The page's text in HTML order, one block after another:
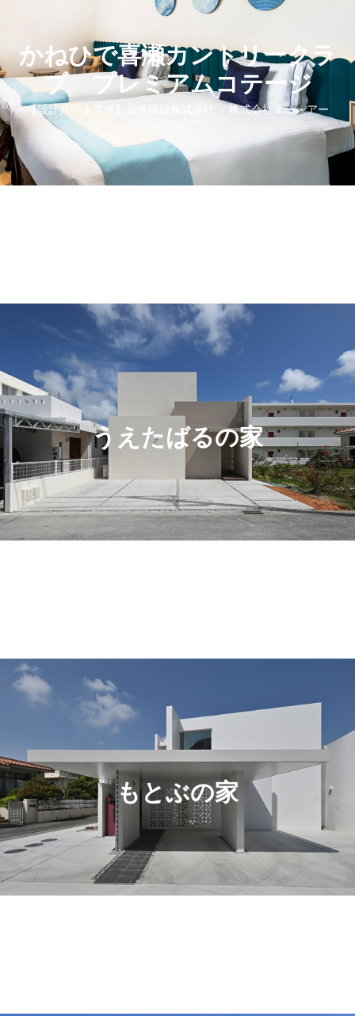
かねひで喜瀬カントリークラ
ブ プレミアムコテージ
【設計共同企業体】金秀建設株式会社 ・株式会社エー・アー
うえたばるの家
もとぶの家